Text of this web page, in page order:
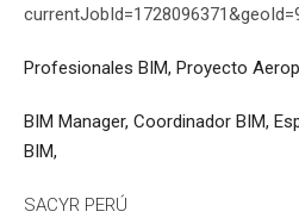
Profesionales BIM, Proyecto
BIM Manager, Coordinador BIM,
BIM,
SACYR PERÚ